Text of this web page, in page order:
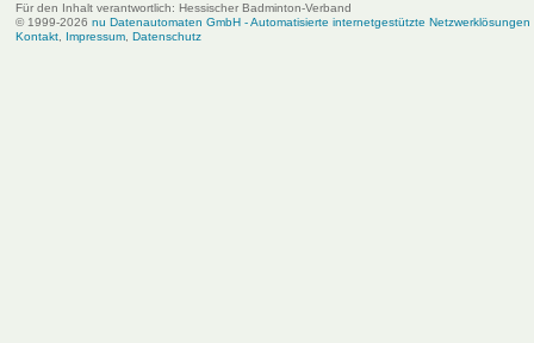
Für den Inhalt verantwortlich: Hessischer Badminton-Verband
© 1999-2026 nu Datenautomaten GmbH - Automatisierte internetgestützte Netzwerklösungen
Kontakt, Impressum, Datenschutz